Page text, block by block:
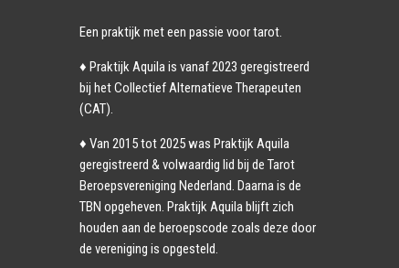
Een praktijk met een passie voor tarot.
♦ Praktijk Aquila is vanaf 2023 geregistreerd
bij het Collectief Alternatieve Therapeuten
(CAT).
♦ Van 2015 tot 2025 was Praktijk Aquila
geregistreerd & volwaardig lid bij de Tarot
Beroepsvereniging Nederland. Daarna is de
TBN opgeheven. Praktijk Aquila blijft zich
houden aan de beroepscode zoals deze door
de vereniging is opgesteld.